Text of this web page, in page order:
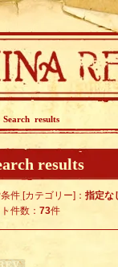
Search results
results
件 [カテゴリー]： 指定な
件数： 73件